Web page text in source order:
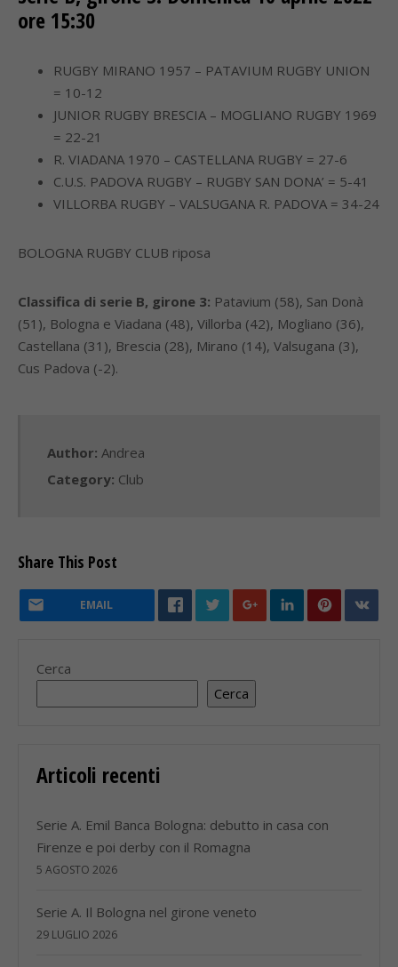
ore 15:30
RUGBY MIRANO 1957 – PATAVIUM RUGBY UNION
= 10-12
JUNIOR RUGBY BRESCIA – MOGLIANO RUGBY 1969
= 22-21
R. VIADANA 1970 – CASTELLANA RUGBY = 27-6
C.U.S. PADOVA RUGBY – RUGBY SAN DONA’ = 5-41
VILLORBA RUGBY – VALSUGANA R. PADOVA = 34-24
BOLOGNA RUGBY CLUB riposa
Classifica di serie B, girone 3: Patavium (58), San Donà
(51), Bologna e Viadana (48), Villorba (42), Mogliano (36),
Castellana (31), Brescia (28), Mirano (14), Valsugana (3),
Cus Padova (-2).
Author: Andrea
Category: Club
Share This Post
EMAIL
Cerca
Cerca
Articoli recenti
Serie A. Emil Banca Bologna: debutto in casa con
Firenze e poi derby con il Romagna
5 AGOSTO 2026
Serie A. Il Bologna nel girone veneto
29 LUGLIO 2026